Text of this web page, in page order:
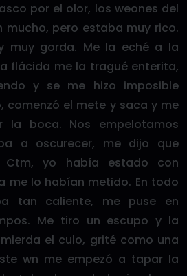
por el olor, los weones del
mucho, pero estaba muy rico.
muy gorda. Me la eché a la
flácida me la tragué enterita,
y se me hizo imposible
comenzó el mete y saca y me
la boca. Nos empelotamos
a oscurecer, me dijo que
Ctm, yo había estado con
me lo habían metido. En todo
tan caliente, me puse en
Me tiro un escupo y la
el culo, grité como una
wn me empezó a tapar la